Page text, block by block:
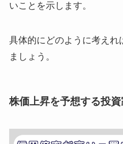
いことを示します。
具体的にどのように考えれ
ましょう。
株価上昇を予想する投